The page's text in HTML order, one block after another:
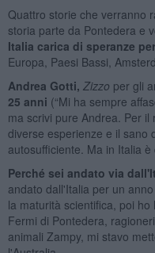
Quattro storie che verranno
storia parte da Pontedera e
Italia carica di speranze
Europa, Paesi Bassi,
Andrea Gotti, Zizzo per gli
25 anni (“Mi ha sempre
ma scrivi pure Andrea. Per il
diverse esperienze e il sano
autosufficiente. Ma in Italia è
Perché sei andato via
andato dall'Italia per un
la maturità scientifica, poi
Fermi di Pontedera,
animali Zampy, mi stavo